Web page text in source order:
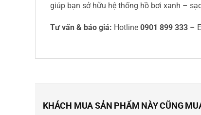
giúp bạn sở hữu hệ thống hồ bơi xanh –
Tư vấn & báo giá: Hotline 0901 899 333 –
KHÁCH MUA SẢN PHẨM NÀY CŨNG